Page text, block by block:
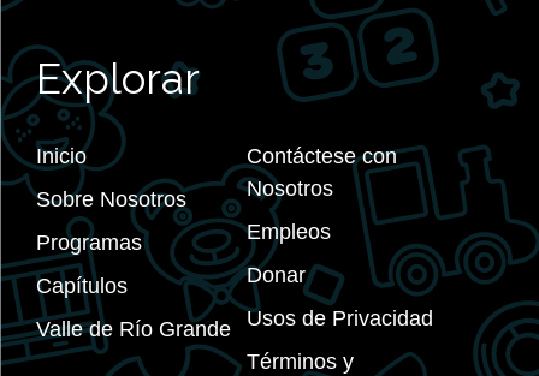
Explorar
Inicio
Sobre Nosotros
Programas
Capítulos
Valle de Río Grande
Contáctese con
Nosotros
Empleos
Donar
Usos de Privacidad
Términos y